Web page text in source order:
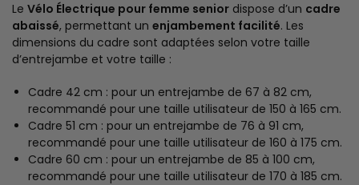
Le Vélo Électrique pour femme senior dispose d’un cadre
abaissé, permettant un enjambement facilité. Les
dimensions du cadre sont adaptées selon votre taille
d’entrejambe et votre taille :
Cadre 42 cm : pour un entrejambe de 67 à 82 cm,
recommandé pour une taille utilisateur de 150 à 165 cm.
Cadre 51 cm : pour un entrejambe de 76 à 91 cm,
recommandé pour une taille utilisateur de 160 à 175 cm.
Cadre 60 cm : pour un entrejambe de 85 à 100 cm,
recommandé pour une taille utilisateur de 170 à 185 cm.